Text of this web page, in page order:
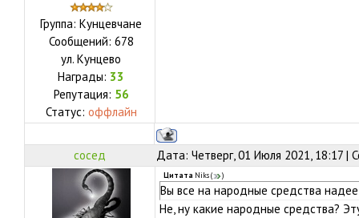
Группа: Кунцевчане
Сообщений: 678
ул. Кунцево
Награды: 33
Репутация: 56
Статус: оффлайн
сосед Дата: Четверг, 01 Июля 2021, 18:17 |
Цитата Niks( )
Вы все на народные средства
Не, ну какие народные средства?